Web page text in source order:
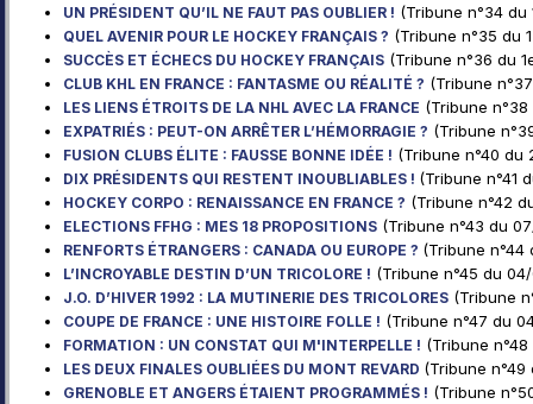
UN PRÉSIDENT QU’IL NE FAUT PAS OUBLIER ! (Tribune n°34 du
QUEL AVENIR POUR LE HOCKEY FRANÇAIS ? (Tribune n°35 du
SUCCÈS ET ÉCHECS DU HOCKEY FRANÇAIS (Tribune n°36 du
CLUB KHL EN FRANCE : FANTASME OU RÉALITÉ ? (Tribune
LES LIENS ÉTROITS DE LA NHL AVEC LA FRANCE (Tribune n°38
EXPATRIÉS : PEUT-ON ARRÊTER L’HÉMORRAGIE ? (Tribune
FUSION CLUBS ÉLITE : FAUSSE BONNE IDÉE ! (Tribune n°40 du
DIX PRÉSIDENTS QUI RESTENT INOUBLIABLES ! (Tribune n°41
HOCKEY CORPO : RENAISSANCE EN FRANCE ? (Tribune n°42
ELECTIONS FFHG : MES 18 PROPOSITIONS (Tribune n°43 du
RENFORTS ÉTRANGERS : CANADA OU EUROPE ? (Tribune n°44
L’INCROYABLE DESTIN D’UN TRICOLORE ! (Tribune n°45 du
J.O. D’HIVER 1992 : LA MUTINERIE DES TRICOLORES (Tribune
COUPE DE FRANCE : UNE HISTOIRE FOLLE ! (Tribune n°47 du
FORMATION : UN CONSTAT QUI M'INTERPELLE ! (Tribune
LES DEUX FINALES OUBLIÉES DU MONT REVARD (Tribune n°49
GRENOBLE ET ANGERS ÉTAIENT PROGRAMMÉS ! (Tribune